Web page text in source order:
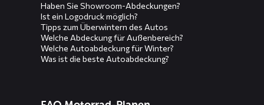
Haben Sie Showroom-Abdeckungen?
Ist ein Logodruck möglich?
Tipps zum Überwintern des Autos
Welche Abdeckung für Außenbereich?
Welche Autoabdeckung für Winter?
Was ist die beste Autoabdeckung?